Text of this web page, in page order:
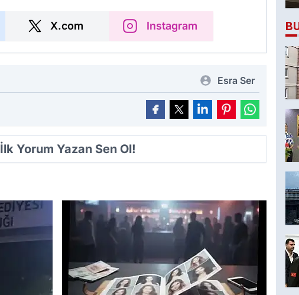
X.com Instagram
Esra Ser
İlk Yorum Yazan Sen Ol!